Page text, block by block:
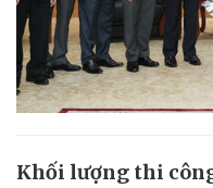
Khối lượng thi